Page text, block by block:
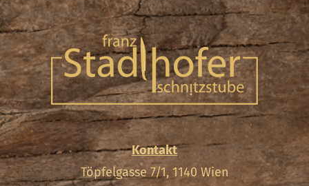
Kontakt
Töpfelgasse 7/1, 1140 Wien